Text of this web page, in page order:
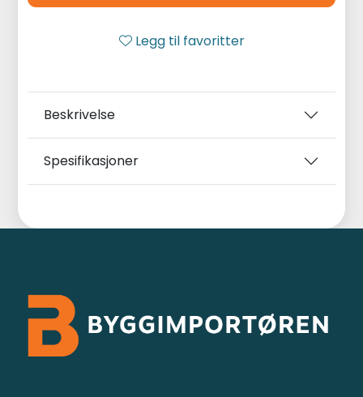
Legg til favoritter
Beskrivelse
Spesifikasjoner